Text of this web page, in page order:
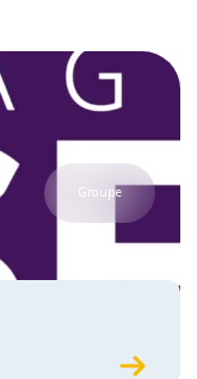
Groupe